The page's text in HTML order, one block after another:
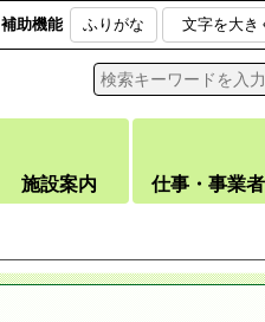
補助機能 ふりがな 文字を大き
施設案内 仕事・事業者